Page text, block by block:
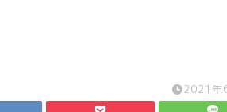
2021年